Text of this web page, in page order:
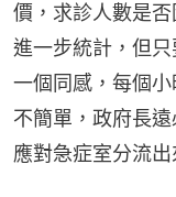
價，求診人數是
進一步統計，但
一個同感，每個
不簡單，政府長
應對急症室分流出